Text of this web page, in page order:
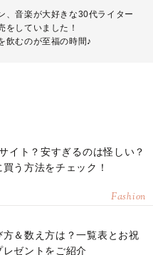
、音楽が大好きな30代ライター
をしていました！
飲むのが至福の時間♪
イト？安すぎるのは怪しい？
う方法をチェック！
Fashion
＆数え方は？一覧表とお祝
ゼントをご紹介